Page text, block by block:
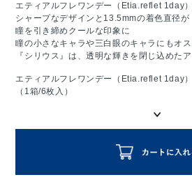
エティアルフレワンデー（Etia.reflet 1day
シャープなデザインと13.5mmの着色直径が
瞳を引き締めクールな印象に
瞳の小さなキャラや三白眼のキャラにもオス
『シリウス』は、透明な輝きを閉じ込めた
エティアルフレワンデー（Etia.reflet 1day）
（1箱/6枚入）